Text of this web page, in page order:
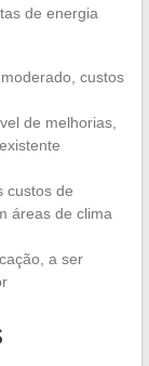
de energia
custos
de melhorias,
custos de
áreas de clima
a ser